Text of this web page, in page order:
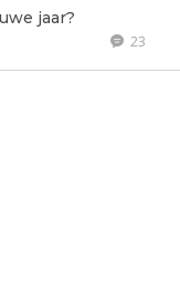
jaar?
23